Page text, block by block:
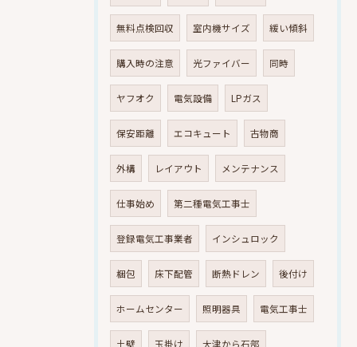
無料点検回収 室内機サイズ 緩い傾斜
購入時の注意 光ファイバー 同時
ヤフオク 電気設備 LPガス
保安距離 エコキュート 古物商
外構 レイアウト メンテナンス
仕事始め 第二種電気工事士
登録電気工事業者 インシュロック
梱包 床下配管 断熱ドレン 後付け
ホームセンター 照明器具 電気工事士
土壁 玉掛け 大津から石部